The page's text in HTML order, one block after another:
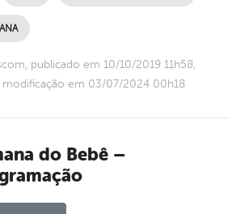
publicado em 10/10/2019 11h58,
modificação em 03/07/2024 00h18
do Bebê –